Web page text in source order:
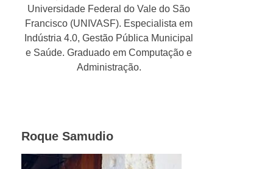
Universidade Federal do Vale do São
Francisco (UNIVASF). Especialista em
Indústria 4.0, Gestão Pública Municipal
e Saúde. Graduado em Computação e
Administração.
Roque Samudio